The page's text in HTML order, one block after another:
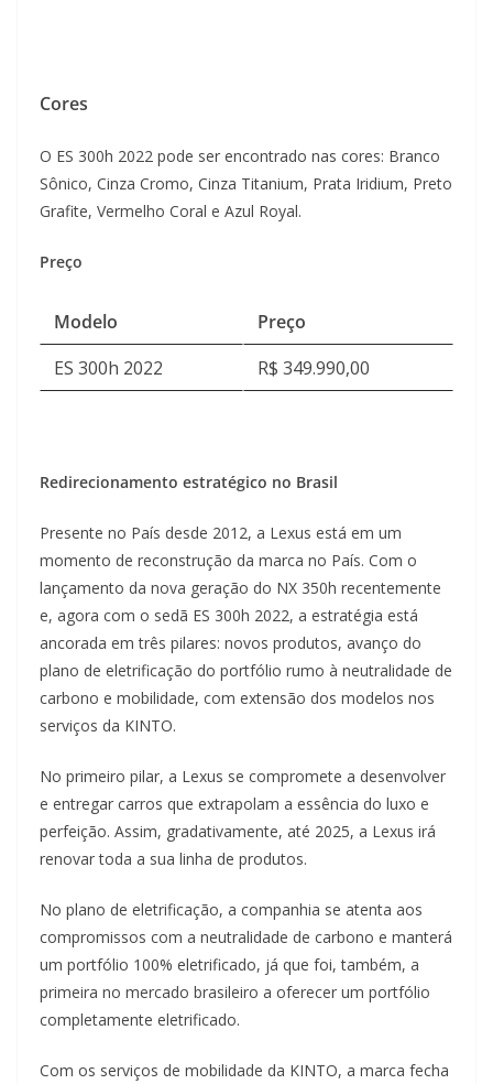
Cores
O ES 300h 2022 pode ser encontrado nas cores: Branco
Sônico, Cinza Cromo, Cinza Titanium, Prata Iridium, Preto
Grafite, Vermelho Coral e Azul Royal.
Preço
Modelo
Preço
ES 300h 2022
R$ 349.990,00
Redirecionamento estratégico no Brasil
Presente no País desde 2012, a Lexus está em um
momento de reconstrução da marca no País. Com o
lançamento da nova geração do NX 350h recentemente
e, agora com o sedã ES 300h 2022, a estratégia está
ancorada em três pilares: novos produtos, avanço do
plano de eletrificação do portfólio rumo à neutralidade de
carbono e mobilidade, com extensão dos modelos nos
serviços da KINTO.
No primeiro pilar, a Lexus se compromete a desenvolver
e entregar carros que extrapolam a essência do luxo e
perfeição. Assim, gradativamente, até 2025, a Lexus irá
renovar toda a sua linha de produtos.
No plano de eletrificação, a companhia se atenta aos
compromissos com a neutralidade de carbono e manterá
um portfólio 100% eletrificado, já que foi, também, a
primeira no mercado brasileiro a oferecer um portfólio
completamente eletrificado.
Com os serviços de mobilidade da KINTO, a marca fecha